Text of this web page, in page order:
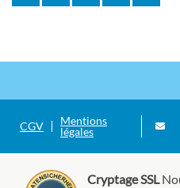
CGV
Mentions
légales
Cryptage SSL